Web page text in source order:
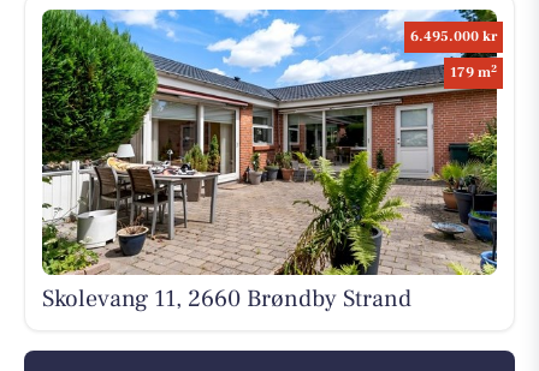
6.495.000 kr
179 m2
Skolevang 11, 2660 Brøndby Strand